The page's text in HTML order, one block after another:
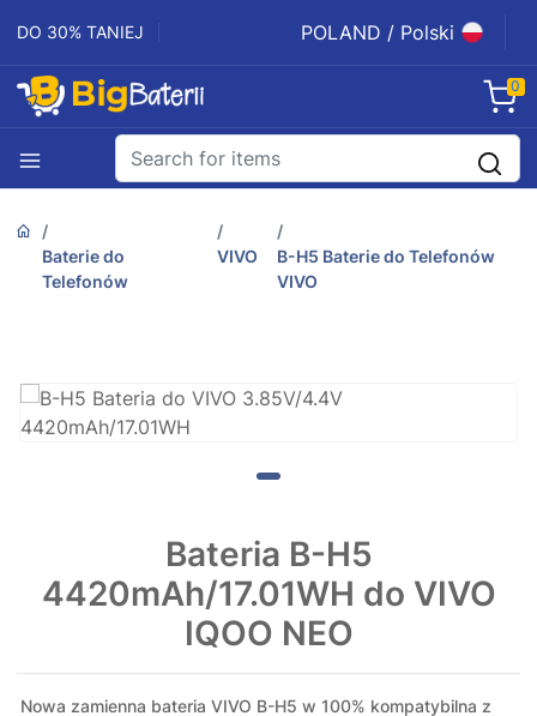
DO 30% TANIEJ POLAND / Polski
0
Baterie do
Telefonów
VIVO
B-H5 Baterie do Telefonów
VIVO
Bateria B-H5
4420mAh/17.01WH do VIVO
IQOO NEO
Nowa zamienna bateria VIVO B-H5 w 100% kompatybilna z